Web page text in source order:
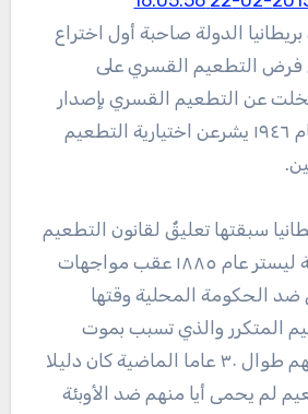
بريطانيا الدولة صاحبة أول اختراع
فرض التطعيم القسري على
عن التطعيم القسري بإصدار
قانون عام للصحة عام ١٩٤٦ يشرعن اختيارية التطعيم
سبقتها تعليقٌ لقانون التطعيم
القسري في مقاطعة ليستر عام ١٨٨٥ عقب مواجهات
ضد الحكومة المحلية وقتها
المتكرر والذي تسبب بموت
وإمراض أفراد عائلاتهم طوال ٣٠ عاما الماضية كان دليلا
لم يحمى أيا منهم ضد الأوبئة